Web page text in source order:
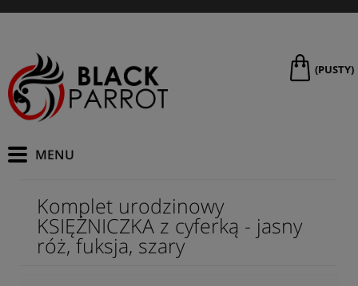
(PUSTY)
Komplet urodzinowy
KSIĘŻNICZKA z cyferką - jasny
róż, fuksja, szary